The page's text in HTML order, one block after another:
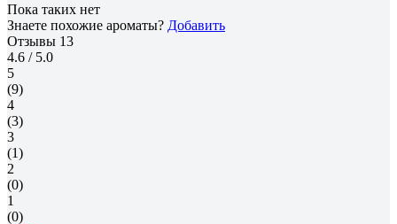
Пока таких нет
Знаете похожие ароматы? Добавить
Отзывы 13
4.6 / 5.0
5
(9)
4
(3)
3
(1)
2
(0)
1
(0)